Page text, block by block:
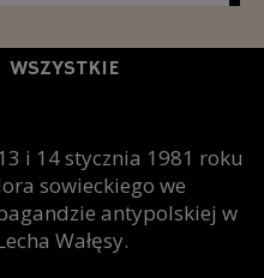
WSZYSTKIE
i 14 stycznia 1981 roku
sowieckiego we
antypolskiej w
Wałęsy.